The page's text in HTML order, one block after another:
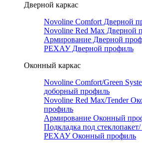
Дверной каркас
Novoline Comfort Дверной
Novoline Red Мax Дверной
Армирование Дверной
РЕХАУ Дверной профиль
Оконный каркас
Novoline Comfort/Green
доборный профиль
Novoline Red Max/Tender
профиль
Армирование Оконный
Подкладка под
РЕХАУ Оконный профиль